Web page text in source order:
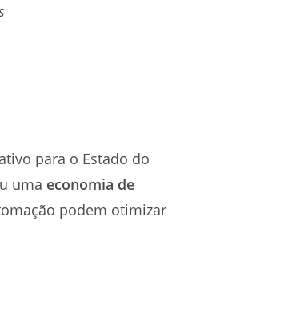
para o Estado do
uma economia de
podem otimizar